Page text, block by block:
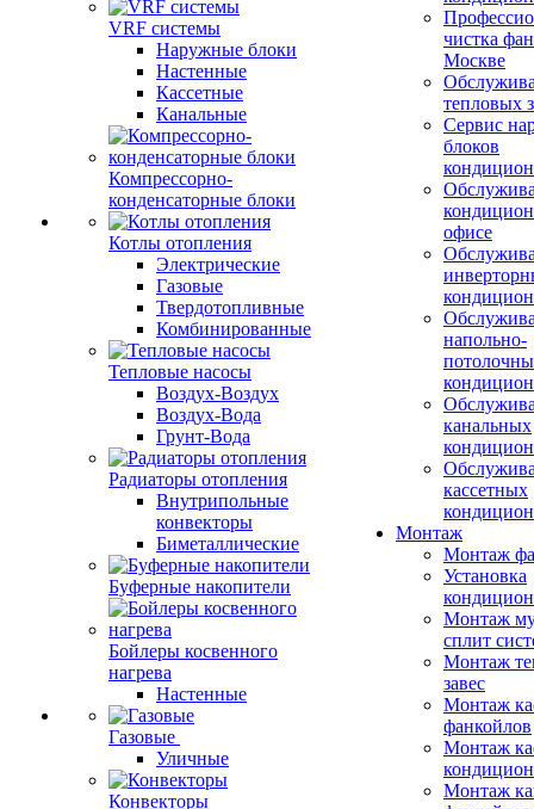
VRF системы
Наружные блоки
Настенные
Кассетные
Канальные
Компрессорно-
конденсаторные блоки
Котлы отопления
Электрические
Газовые
Твердотопливные
Комбинированные
Тепловые насосы
Воздух-Воздух
Воздух-Вода
Грунт-Вода
Радиаторы отопления
Внутрипольные
конвекторы
Биметаллические
Буферные накопители
Бойлеры косвенного
нагрева
Настенные
Газовые
Уличные
Конвекторы
чистка
Москве
тепловых
Сервис
блоков
офисе
напольно-
канальных
кассетных
Монтаж
Монтаж
Установка
Монтаж
сплит
Монтаж
завес
Монтаж
фанкойлов
Монтаж
Монтаж